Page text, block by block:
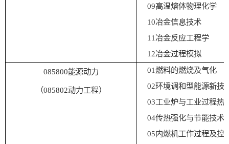
09高温熔体物理化学
10冶金信息技术
1 1 冶金反应工程学
1 2冶金过程模拟
085800能源动力
（085802动力工程）
01燃料的燃烧及气化
02环境调和型能源新技
03工业炉与工业过程热
04传热强化与节能技术
05内燃机工作过程及控